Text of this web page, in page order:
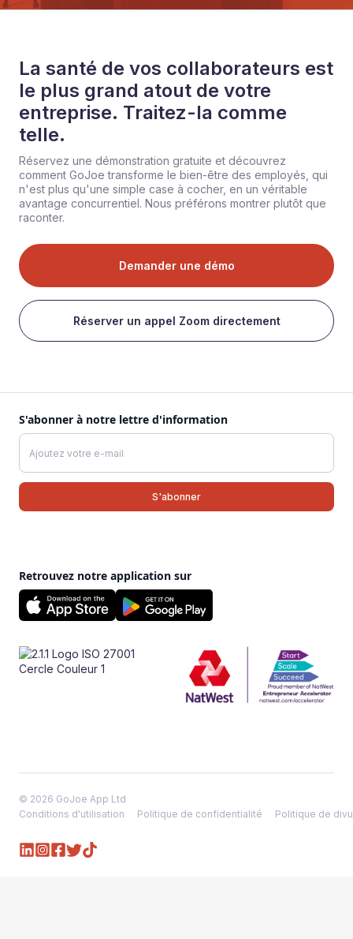
La santé de vos collaborateurs est
le plus grand atout de votre
entreprise. Traitez-la comme
telle.
Réservez une démonstration gratuite et découvrez
comment GoJoe transforme le bien-être des employés, qui
n'est plus qu'une simple case à cocher, en un véritable
avantage concurrentiel. Nous préférons montrer plutôt que
raconter.
Demander une démo
Réserver un appel Zoom directement
S'abonner à notre lettre d'information
Retrouvez notre application sur
© 2026 GoJoe App Ltd
Conditions d'utilisation
Politique de confidentialité Politique de